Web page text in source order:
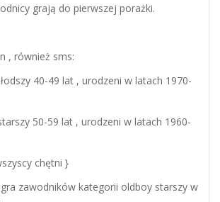
grają do pierwszej porażki.
, również sms:
40-49 lat , urodzeni w latach 1970-
50-59 lat , urodzeni w latach 1960-
chętni }
zawodników kategorii oldboy starszy w